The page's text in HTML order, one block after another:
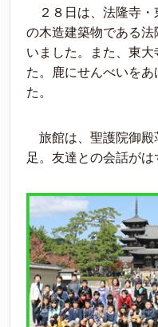
２８日は、法隆寺・
の木造建築物である
いました。また、東
た。鹿にせんべいを
た。
旅館は、聖護院御殿
足。友達との会話がは